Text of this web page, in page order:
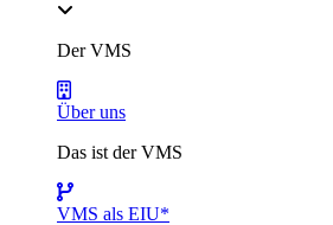
Der VMS
Über uns
Das ist der VMS
VMS als EIU*